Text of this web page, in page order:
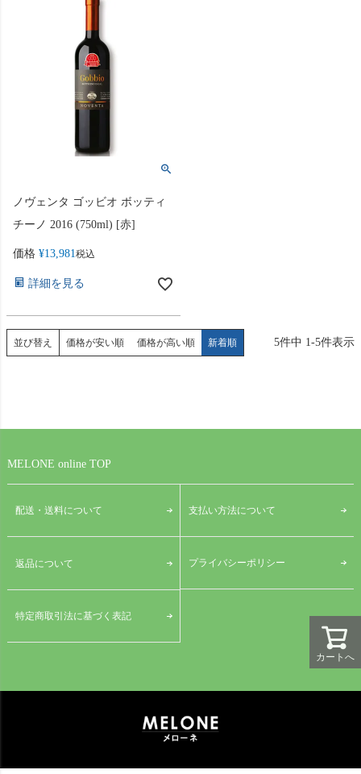
ノヴェンタ ゴッビオ ボッティ
チーノ 2016 (750ml) [赤]
価格 ¥13,981税込
詳細を見る
並び替え 価格が安い順 価格が高い順 新着順 5件中 1-5件表示
カートへ
MELONE online TOP
配送・送料について 支払い方法について
返品について プライバシーポリシー
特定商取引法に基づく表記